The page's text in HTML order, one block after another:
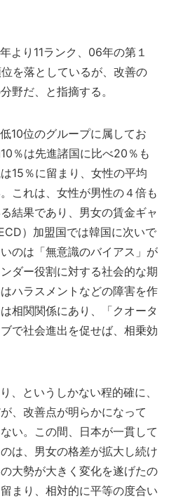
より11ランク、06年の第１
を落としているが、改善の
野だ、と指摘する。
10位のグループに属してお
％は先進諸国に比べ20％も
15％に留まり、女性の平均
これは、女性が男性の４倍も
結果であり、男女の賃金ギャ
）加盟国では韓国に次いで
のは「無意識のバイアス」が
ダー役割に対する社会的な期
ハラスメントなどの障害を作
相関関係にあり、「クオータ
で社会進出を促せば、相乗効
、というしかない程的確に、
、改善点が明らかになって
い。この間、日本が一貫して
は、男女の格差が拡大し続け
大勢が大きく変化を遂げたの
まり、相対的に平等の度合い